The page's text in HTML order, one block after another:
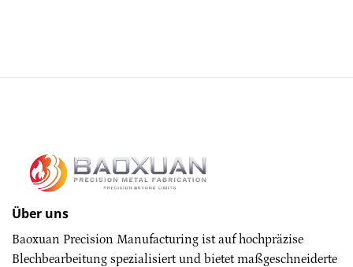
Über uns
Baoxuan Precision Manufacturing ist auf hochpräzise
Blechbearbeitung spezialisiert und bietet maßgeschneiderte